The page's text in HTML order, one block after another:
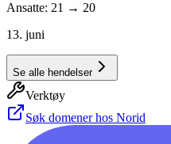
Ansatte: 21 → 20
13. juni
Se alle hendelser
Verktøy
Søk domener hos Norid